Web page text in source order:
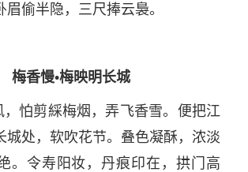
眉偷半隐，三尺捧云裊。
梅香慢•梅映明长城
，怕剪綵梅烟，弄飞香雪。便把江
城处，软吹花节。叠色凝酥，浓淡
。令寿阳妆，丹痕印在，拱门高